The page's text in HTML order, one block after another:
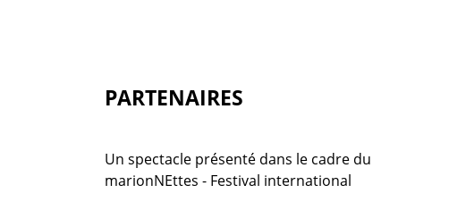
PARTENAIRES
Un spectacle présenté dans le cadre du
marionNEttes - Festival international